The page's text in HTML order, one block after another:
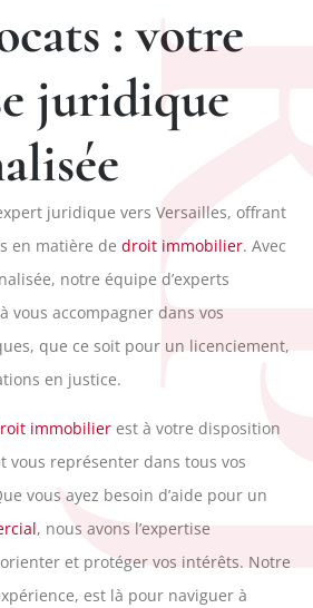
: votre
juridique
juridique vers Versailles, offrant
en matière de droit immobilier. Avec
notre équipe d’experts
vous accompagner dans vos
que ce soit pour un licenciement,
en justice.
immobilier est à votre disposition
vous représenter dans tous vos
vous ayez besoin d’aide pour un
, nous avons l’expertise
et protéger vos intérêts. Notre
est là pour naviguer à